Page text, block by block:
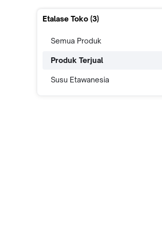
Etalase Toko (3)
Semua Produk
Produk Terjual
Susu Etawanesia